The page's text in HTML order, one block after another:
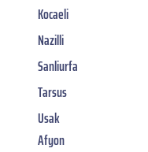
Kocaeli
Nazilli
Sanliurfa
Tarsus
Usak
Afyon